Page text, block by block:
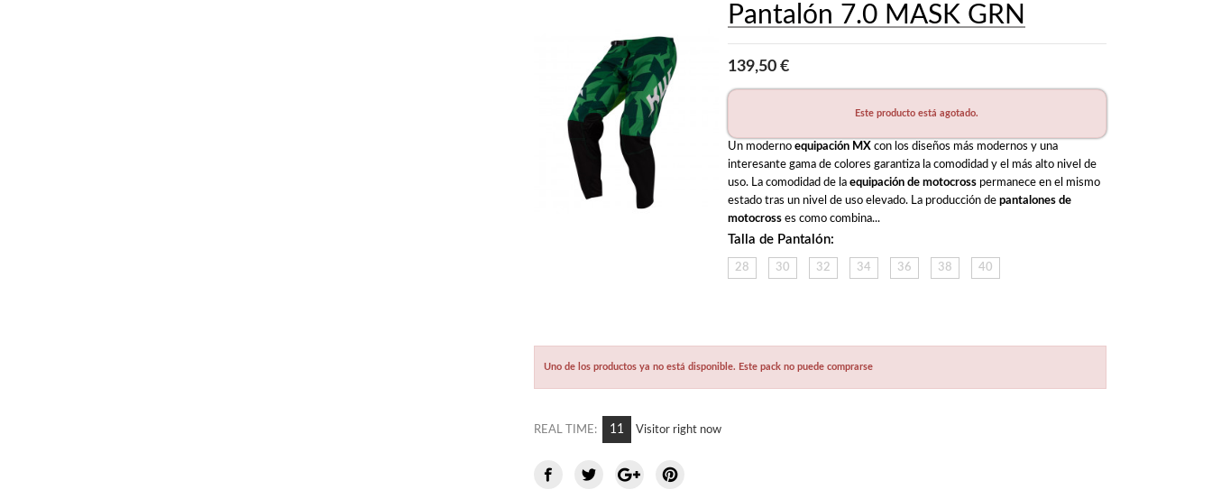
Pantalón 7.0 MASK GRN
139,50 €
Este producto está agotado.
Un moderno equipación MX con los diseños más modernos y una
interesante gama de colores garantiza la comodidad y el más alto nivel de
uso. La comodidad de la equipación de motocross permanece en el mismo
estado tras un nivel de uso elevado. La producción de pantalones de
motocross es como combina...
Talla de Pantalón:
28 30 32 34 36 38 40
Uno de los productos ya no está disponible. Este pack no puede comprarse
REAL TIME: 10 Visitor right now